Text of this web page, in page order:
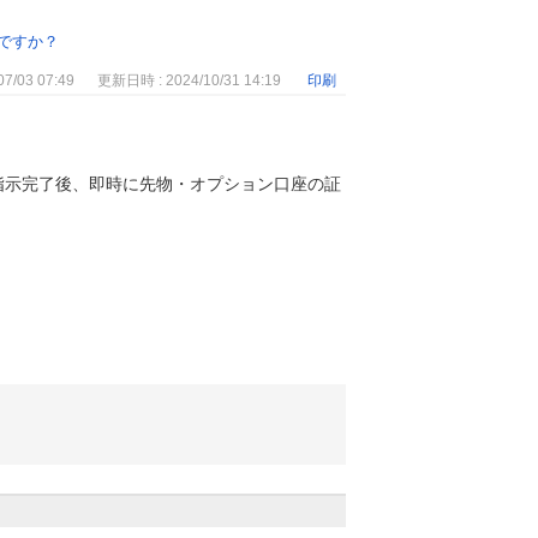
すか？
03 07:49 更新日時 : 2024/10/31 14:19 印刷
完了後、即時に先物・オプション口座の証